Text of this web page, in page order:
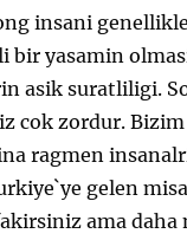
insani
bir yasamin
asik suratliligi.
cok zordur.
ragmen
gelen
ama